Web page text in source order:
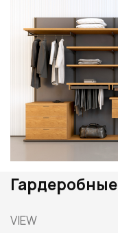
Гардеробные
VIEW